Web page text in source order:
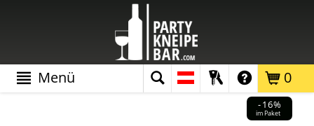
0
Menü
-16%
im Paket